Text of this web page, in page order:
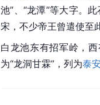
池”、“龙潭”等大字。
宋，不少帝王曾遣使至
白龙池东有招军岭，
为“龙洞甘霖”，列为泰